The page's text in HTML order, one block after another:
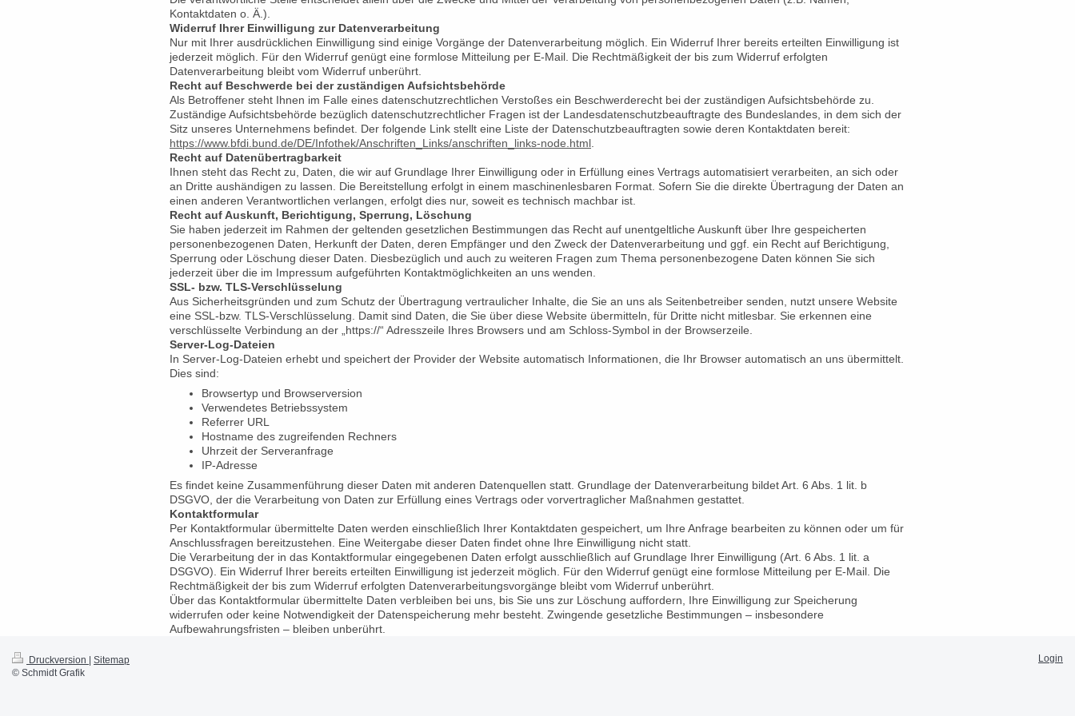
Kontaktdaten o. Ä.).
Widerruf Ihrer Einwilligung zur Datenverarbeitung
Nur mit Ihrer ausdrücklichen Einwilligung sind einige Vorgänge der Datenverarbeitung möglich. Ein Widerruf Ihrer bereits erteilten Einwilligung ist
jederzeit möglich. Für den Widerruf genügt eine formlose Mitteilung per E-Mail. Die Rechtmäßigkeit der bis zum Widerruf erfolgten
Datenverarbeitung bleibt vom Widerruf unberührt.
Recht auf Beschwerde bei der zuständigen Aufsichtsbehörde
Als Betroffener steht Ihnen im Falle eines datenschutzrechtlichen Verstoßes ein Beschwerderecht bei der zuständigen Aufsichtsbehörde zu.
Zuständige Aufsichtsbehörde bezüglich datenschutzrechtlicher Fragen ist der Landesdatenschutzbeauftragte des Bundeslandes, in dem sich der
Sitz unseres Unternehmens befindet. Der folgende Link stellt eine Liste der Datenschutzbeauftragten sowie deren Kontaktdaten bereit:
https://www.bfdi.bund.de/DE/Infothek/Anschriften_Links/anschriften_links-node.html
Recht auf Datenübertragbarkeit
Ihnen steht das Recht zu, Daten, die wir auf Grundlage Ihrer Einwilligung oder in Erfüllung eines Vertrags automatisiert verarbeiten, an sich oder
an Dritte aushändigen zu lassen. Die Bereitstellung erfolgt in einem maschinenlesbaren Format. Sofern Sie die direkte Übertragung der Daten an
einen anderen Verantwortlichen verlangen, erfolgt dies nur, soweit es technisch machbar ist.
Recht auf Auskunft, Berichtigung, Sperrung, Löschung
Sie haben jederzeit im Rahmen der geltenden gesetzlichen Bestimmungen das Recht auf unentgeltliche Auskunft über Ihre gespeicherten
personenbezogenen Daten, Herkunft der Daten, deren Empfänger und den Zweck der Datenverarbeitung und ggf. ein Recht auf Berichtigung,
Sperrung oder Löschung dieser Daten. Diesbezüglich und auch zu weiteren Fragen zum Thema personenbezogene Daten können Sie sich
jederzeit über die im Impressum aufgeführten Kontaktmöglichkeiten an uns wenden.
SSL- bzw. TLS-Verschlüsselung
Aus Sicherheitsgründen und zum Schutz der Übertragung vertraulicher Inhalte, die Sie an uns als Seitenbetreiber senden, nutzt unsere Website
eine SSL-bzw. TLS-Verschlüsselung. Damit sind Daten, die Sie über diese Website übermitteln, für Dritte nicht mitlesbar. Sie erkennen eine
verschlüsselte Verbindung an der „https://“ Adresszeile Ihres Browsers und am Schloss-Symbol in der Browserzeile.
Server-Log-Dateien
In Server-Log-Dateien erhebt und speichert der Provider der Website automatisch Informationen, die Ihr Browser automatisch an uns übermittelt.
Dies sind:
Browsertyp und Browserversion
Verwendetes Betriebssystem
Referrer URL
Hostname des zugreifenden Rechners
Uhrzeit der Serveranfrage
IP-Adresse
Es findet keine Zusammenführung dieser Daten mit anderen Datenquellen statt. Grundlage der Datenverarbeitung bildet Art. 6 Abs. 1 lit. b
DSGVO, der die Verarbeitung von Daten zur Erfüllung eines Vertrags oder vorvertraglicher Maßnahmen gestattet.
Kontaktformular
Per Kontaktformular übermittelte Daten werden einschließlich Ihrer Kontaktdaten gespeichert, um Ihre Anfrage bearbeiten zu können oder um für
Anschlussfragen bereitzustehen. Eine Weitergabe dieser Daten findet ohne Ihre Einwilligung nicht statt.
Die Verarbeitung der in das Kontaktformular eingegebenen Daten erfolgt ausschließlich auf Grundlage Ihrer Einwilligung (Art. 6 Abs. 1 lit. a
DSGVO). Ein Widerruf Ihrer bereits erteilten Einwilligung ist jederzeit möglich. Für den Widerruf genügt eine formlose Mitteilung per E-Mail. Die
Rechtmäßigkeit der bis zum Widerruf erfolgten Datenverarbeitungsvorgänge bleibt vom Widerruf unberührt.
Über das Kontaktformular übermittelte Daten verbleiben bei uns, bis Sie uns zur Löschung auffordern, Ihre Einwilligung zur Speicherung
widerrufen oder keine Notwendigkeit der Datenspeicherung mehr besteht. Zwingende gesetzliche Bestimmungen – insbesondere
Aufbewahrungsfristen – bleiben unberührt.
Druckversion
Sitemap
© Schmidt Grafik
Login